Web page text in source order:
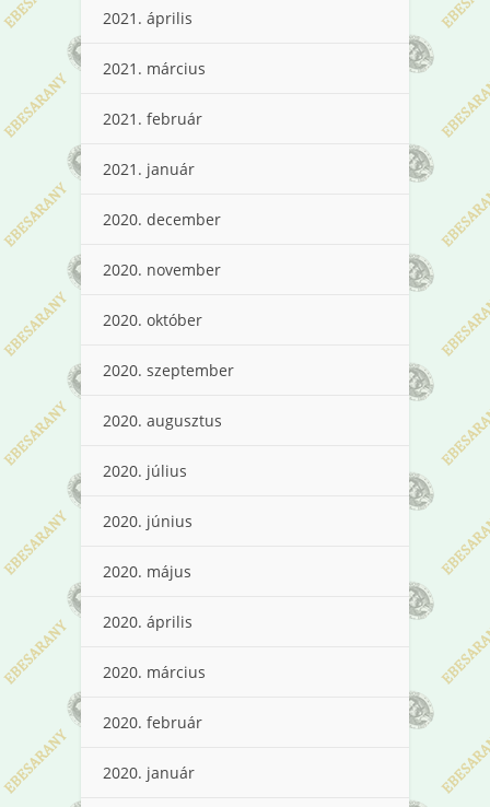
2021. április
2021. március
2021. február
2021. január
2020. december
2020. november
2020. október
2020. szeptember
2020. augusztus
2020. július
2020. június
2020. május
2020. április
2020. március
2020. február
2020. január